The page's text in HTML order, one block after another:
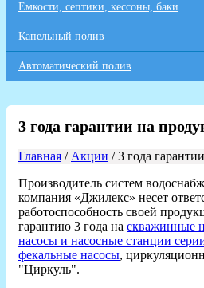
Емкости, септики, кессоны, баки
Капельный полив
Автоматический полив
3 года гарантии на
Главная / Акции / 3 года
Производитель систем
компания «Джилекс» несет
работоспособность своей
гарантию 3 года на скважинные
насосы и насосные станции
фекальные насосы,
"Циркуль".